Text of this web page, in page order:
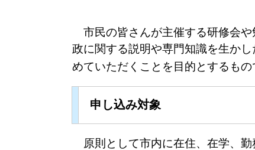
市民の皆さんが主催する研修会
政に関する説明や専門知識を生か
めていただくことを目的とするもの
申し込み対象
原則として市内に在住、在学、勤